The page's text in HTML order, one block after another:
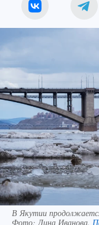
В Якутии
Фото: Дина Иванова.